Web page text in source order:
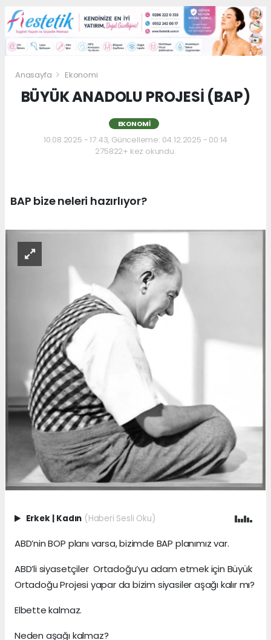
Anasayfa Ekonomi
BÜYÜK ANADOLU PROJESİ (BAP)
EKONOMI
10.08.2025 - 17:43, Güncelleme: 04.12.2025 - 00:14
275822+ kez okundu.
BAP bize neleri hazırlıyor?
Erkek | Kadın (Haberi Sesli Oku)
ABD’nin BOP planı varsa, bizimde BAP planımız var.
ABD’li siyasetçiler Ortadoğu’yu adam etmek için Büyük
Ortadoğu Projesi yapar da bizim siyasiler aşağı kalır mı?
Elbette kalmaz.
Neden aşağı kalmaz?